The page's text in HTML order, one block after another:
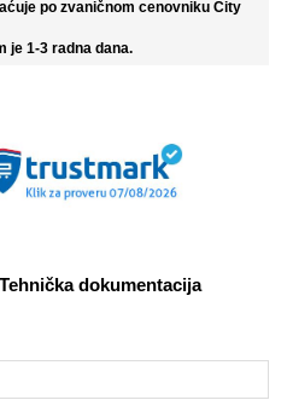
po zvaničnom cenovniku City
je 1-3 radna dana.
Tehnička dokumentacija